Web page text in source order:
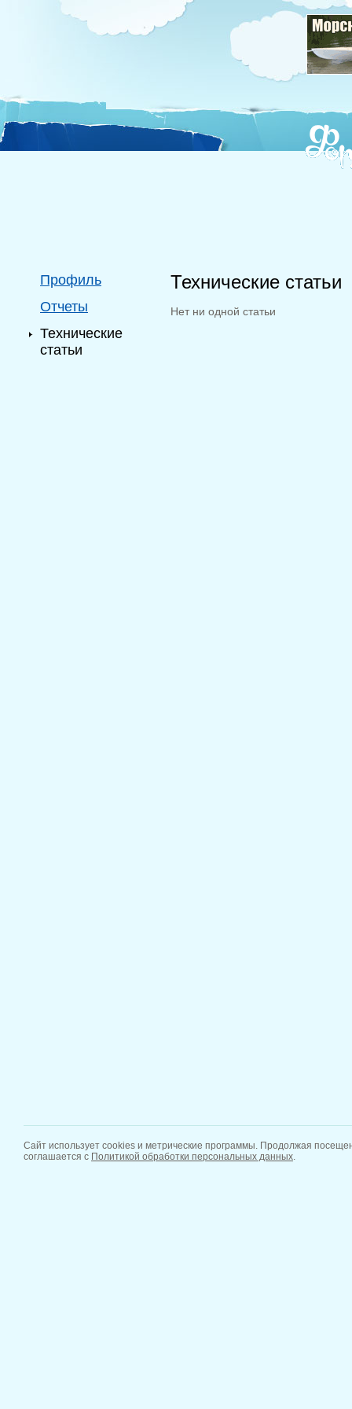
Профиль
Отчеты
Технические
статьи
Технические статьи
Нет ни одной статьи
Сайт использует cookies и метрические программы. Продолжая
соглашается с Политикой обработки персональных данных.